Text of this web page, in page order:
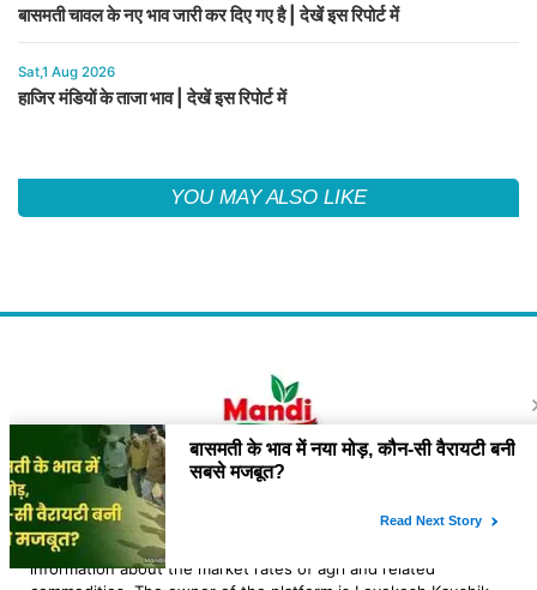
बासमती चावल के नए भाव जारी कर दिए गए है | देखें इस रिपोर्ट में
Sat,1 Aug 2026
हाजिर मंडियों के ताजा भाव | देखें इस रिपोर्ट में
YOU MAY ALSO LIKE
About Us
"Mandi Bhav Today is a platform which provide General
information about the market rates of agri and related